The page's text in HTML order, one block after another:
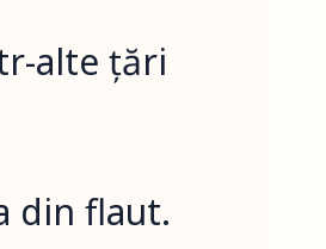
alte țări
din flaut.